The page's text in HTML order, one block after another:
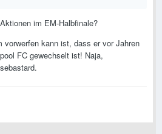
im EM-Halbfinale?
vorwerfen kann ist, dass er vor Jahren
FC gewechselt ist! Naja,